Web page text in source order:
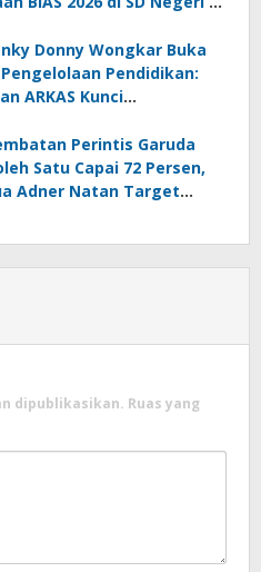
Donny Wongkar Buka
Pendidikan:
ARKAS Kunci
Perintis Garuda
Satu Capai 72 Persen,
Adner Natan Target
dipublikasikan. Ruas yang